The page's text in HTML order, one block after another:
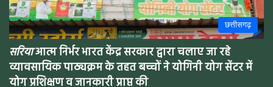
छत्तीसगढ़
सरियाआत्म निर्भर भारत केंद्र सरकार द्वारा चलाए जा रहे
व्यावसायिक पाठ्यक्रम के तहत बच्चों ने योगिनी योग सेंटर में
योग प्रशिक्षण व जानकारी प्राप्त की